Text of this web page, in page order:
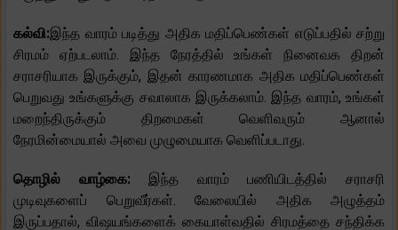
கல்வி:இந்த வாரம் படித்து அதிக மதிப்பெண்கள் எடுப்பதில் சற்று
சிரமம் ஏற்படலாம். இந்த நேரத்தில் உங்கள் நினைவக திறன்
சராசரியாக இருக்கும், இதன் காரணமாக அதிக மதிப்பெண்கள்
பெறுவது உங்களுக்கு சவாலாக இருக்கலாம். இந்த வாரம், உங்கள்
மறைந்திருக்கும் திறமைகள் வெளிவரும் ஆனால்
நேரமின்மையால் அவை முழுமையாக வெளிப்படாது.
தொழில் வாழ்கை: இந்த வாரம் பணியிடத்தில் சராசரி
முடிவுகளைப் பெறுவீர்கள். வேலையில் அதிக அழுத்தம்
இருப்பதால், விஷயங்களைக் கையாள்வதில் சிரமத்தை சந்திக்க